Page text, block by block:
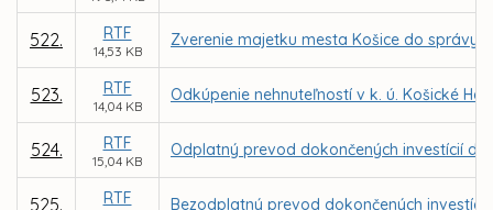
522. RTF
14,53 KB
Zverenie majetku mesta Košice do správy
523. RTF
14,04 KB
Odkúpenie nehnuteľností v k. ú. Košické
524. RTF
15,04 KB
Odplatný prevod dokončených investícií
525. RTF Bezodplatný prevod dokončených investícií